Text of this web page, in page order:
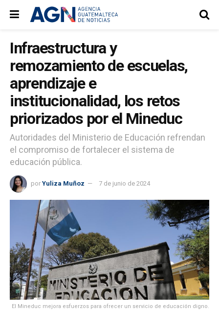
Infraestructura y
remozamiento de escuelas,
aprendizaje e
institucionalidad, los retos
priorizados por el Mineduc
Autoridades del Ministerio de Educación refrendan
el compromiso de fortalecer el sistema de
educación pública.
por Yuliza Muñoz 7 de junio de 2024
El Mineduc mejora esfuerzos para ofrecer un servicio de educación digno.